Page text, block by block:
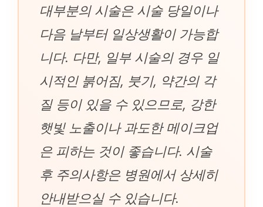
대부분의 시술은 시술 당일이나
다음 날부터 일상생활이 가능합
니다. 다만, 일부 시술의 경우 일
시적인 붉어짐, 붓기, 약간의 각
질 등이 있을 수 있으므로, 강한
햇빛 노출이나 과도한 메이크업
은 피하는 것이 좋습니다. 시술
후 주의사항은 병원에서 상세히
안내받으실 수 있습니다.